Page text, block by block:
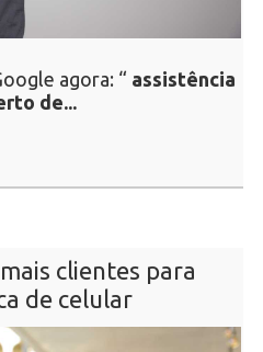
agora: “ assistência
de...
clientes para
de celular